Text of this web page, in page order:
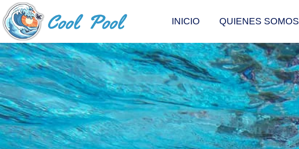
INICIO QUIENES SOMOS